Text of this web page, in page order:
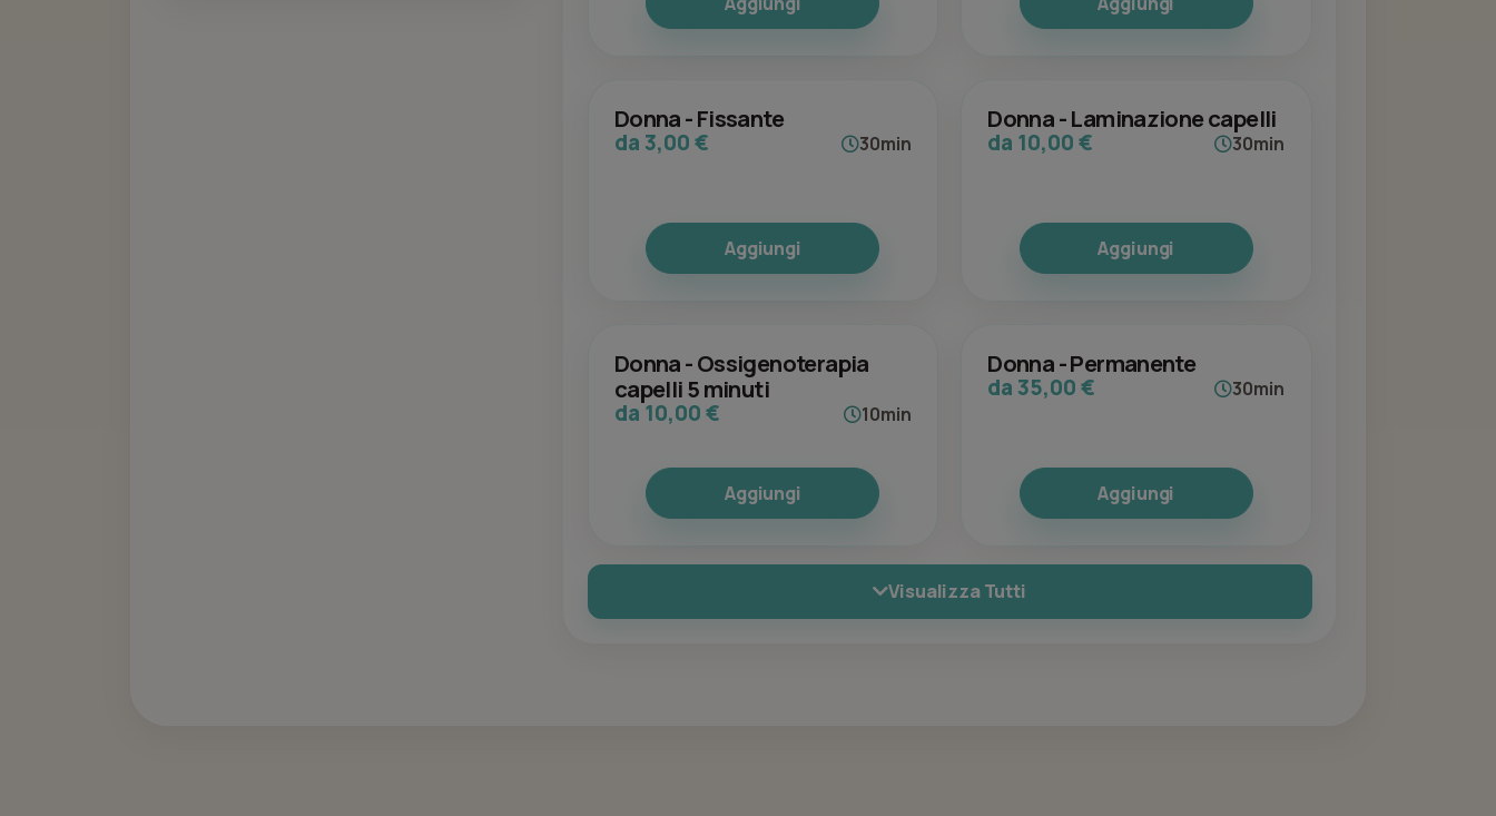
Donna - Fissante
da 3,00 € 30min
Aggiungi
Donna - Laminazione capelli
da 10,00 € 30min
Aggiungi
Donna - Ossigenoterapia
capelli 5 minuti
da 10,00 € 10min
Aggiungi
Donna - Permanente
da 35,00 € 30min
Aggiungi
Visualizza Tutti